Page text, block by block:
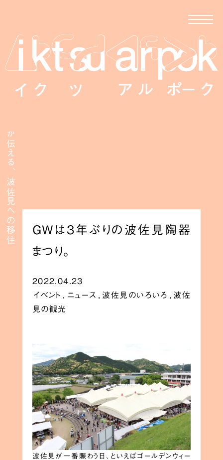
移住者が伝える、波佐見への移住
GWは3年ぶりの波佐見陶器
まつり。
2022.04.23
イベント , ニュース , 波佐見のいろいろ , 波佐
見の観光
波佐見が一番賑わう日、といえばゴールデンウィー